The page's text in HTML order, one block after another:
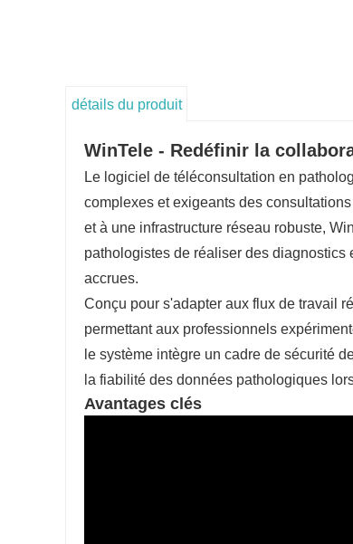
détails du produit
WinTele - Redéfinir la
Le logiciel de téléconsultation en
complexes et exigeants des
et à une infrastructure réseau robuste,
pathologistes de réaliser des
accrues.
Conçu pour s'adapter aux flux de travail
permettant aux professionnels
le système intègre un cadre de sécurité
la fiabilité des données pathologiques
Avantages clés